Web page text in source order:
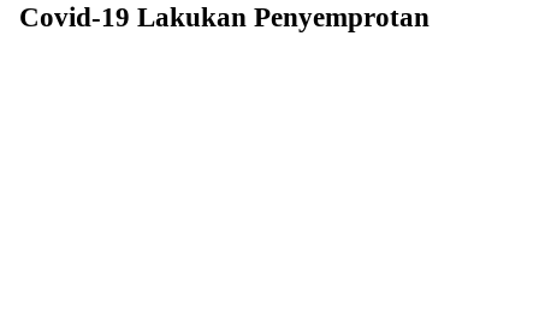
Covid-19 Lakukan Penyemprotan